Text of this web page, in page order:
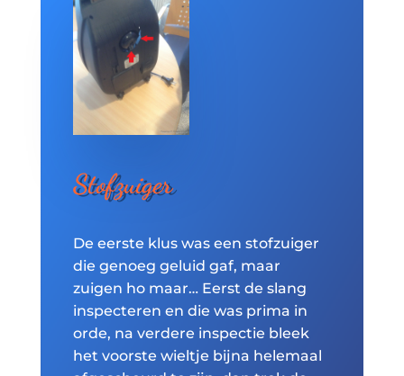
Stofzuiger
De eerste klus was een stofzuiger
die genoeg geluid gaf, maar
zuigen ho maar… Eerst de slang
inspecteren en die was prima in
orde, na verdere inspectie bleek
het voorste wieltje bijna helemaal